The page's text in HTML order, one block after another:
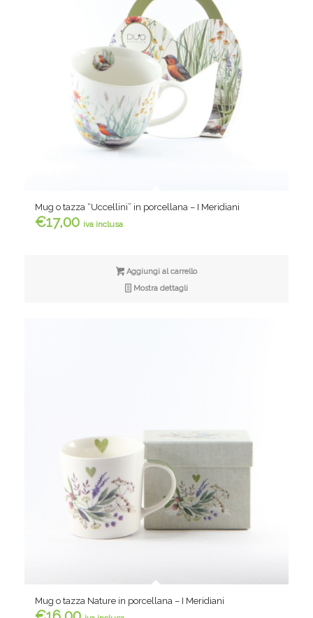
Mug o tazza “Uccellini” in porcellana – I Meridiani
€17,00 iva inclusa
Aggiungi al carrello
Mostra dettagli
Mug o tazza Nature in porcellana – I Meridiani